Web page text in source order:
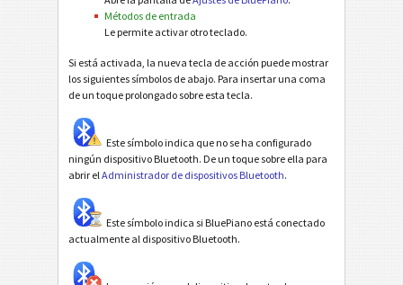
Métodos de entrada
Le permite activar otro teclado.
Si está activada, la nueva tecla de acción puede mostrar
los siguientes símbolos de abajo. Para insertar una coma
de un toque prolongado sobre esta tecla.
Este símbolo indica que no se ha configurado
ningún dispositivo Bluetooth. De un toque sobre ella para
abrir elAdministrador de dispositivos Bluetooth.
Este símbolo indica si BluePiano está conectado
actualmente al dispositivo Bluetooth.